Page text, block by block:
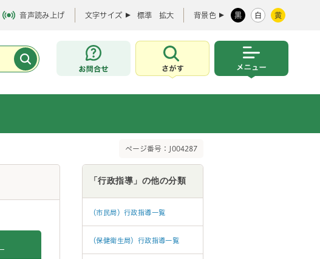
音声読み上げ 文字サイズ 標準 拡大 背景色 黒 白 黄
お問合せ
さがす
ページ番号：J004287
「行政指導」の他の分類
（市民局）行政指導一覧
（保健衛生局）行政指導一覧